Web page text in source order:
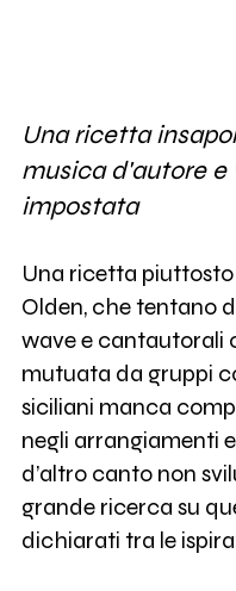
Una ricetta
musica d'autore
impostata
Una ricetta
Olden, che tentano
wave e cantautorali
mutuata da gruppi
siciliani manca
negli arrangiamenti
d’altro canto non
grande ricerca su
dichiarati tra le